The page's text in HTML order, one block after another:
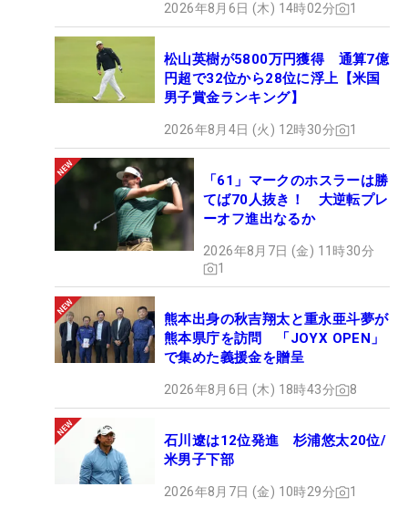
2026年8月6日 (木) 14時02分 1
松山英樹が5800万円獲得 通算7億
円超で32位から28位に浮上【米国
男子賞金ランキング】
2026年8月4日 (火) 12時30分 1
「61」マークのホスラーは勝
てば70人抜き！ 大逆転プレ
ーオフ進出なるか
2026年8月7日 (金) 11時30分
1
熊本出身の秋吉翔太と重永亜斗夢が
熊本県庁を訪問 「JOYX OPEN」
で集めた義援金を贈呈
2026年8月6日 (木) 18時43分 8
石川遼は12位発進 杉浦悠太20位/
米男子下部
2026年8月7日 (金) 10時29分 1